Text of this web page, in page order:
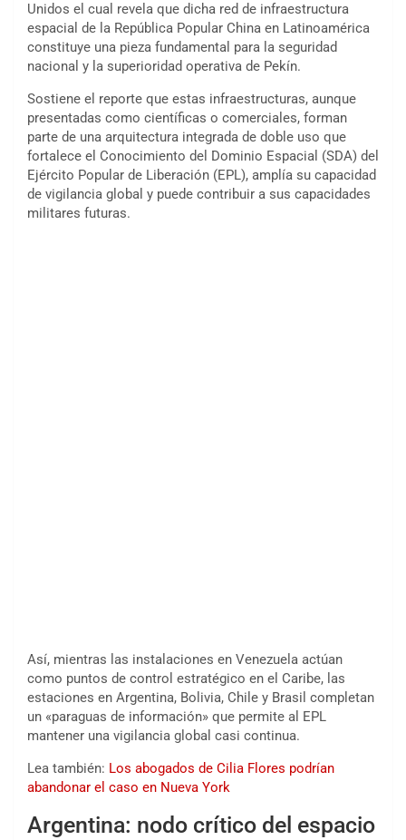
Unidos el cual revela que dicha red de infraestructura
espacial de la República Popular China en Latinoamérica
constituye una pieza fundamental para la seguridad
nacional y la superioridad operativa de Pekín.
Sostiene el reporte que estas infraestructuras, aunque
presentadas como científicas o comerciales, forman
parte de una arquitectura integrada de doble uso que
fortalece el Conocimiento del Dominio Espacial (SDA) del
Ejército Popular de Liberación (EPL), amplía su capacidad
de vigilancia global y puede contribuir a sus capacidades
militares futuras.
Así, mientras las instalaciones en Venezuela actúan
como puntos de control estratégico en el Caribe, las
estaciones en Argentina, Bolivia, Chile y Brasil completan
un «paraguas de información» que permite al EPL
mantener una vigilancia global casi continua.
Lea también: Los abogados de Cilia Flores podrían
abandonar el caso en Nueva York
Argentina: nodo crítico del espacio